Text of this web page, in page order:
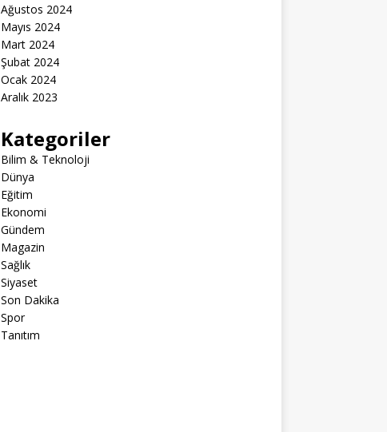
Ağustos 2024
Mayıs 2024
Mart 2024
Şubat 2024
Ocak 2024
Aralık 2023
Kategoriler
Bilim & Teknoloji
Dünya
Eğitim
Ekonomi
Gündem
Magazin
Sağlık
Siyaset
Son Dakika
Spor
Tanıtım